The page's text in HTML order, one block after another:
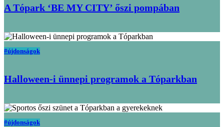
A Tópark ‘BE MY CITY’ őszi pompában
#újdonságok
Halloween-i ünnepi programok a Tóparkban
#újdonságok